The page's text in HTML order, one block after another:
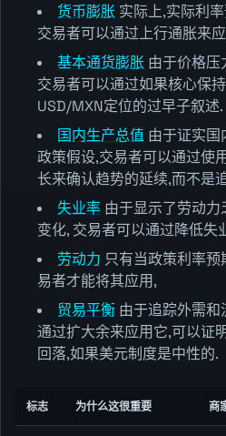
货币膨胀 实际上,实际利
交易者可以通过上行通胀来
基本通货膨胀 由于价格压
交易者可以通过如果核心保
USD/MXN定位的过早子叙述.
国内生产总值 由于证实国
政策假设,交易者可以通过使
长来确认趋势的延续,而不是
失业率 由于显示了劳动力
变化, 交易者可以通过降低失
劳动力 只有当政策利率
易者才能将其应用,
贸易平衡 由于追踪外需
通过扩大余来应用它,可以证
回落,如果美元制度是中性的.
标志 为什么这很重要 商